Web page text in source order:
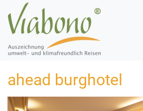
ahead burghotel